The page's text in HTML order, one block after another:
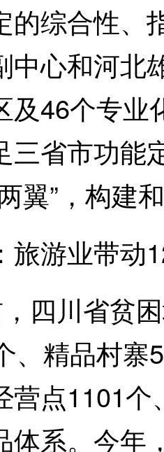
的综合性、
中心和河北
及46个专业
三省市功能
翼”，构建
游业带动
川省贫困
、精品村寨
营点1101
体系。今年